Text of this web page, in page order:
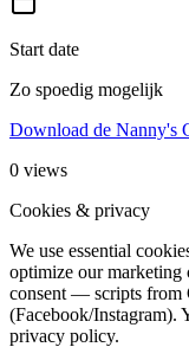
Start date
Zo spoedig mogelijk
Download de Nanny's
0 views
Cookies & privacy
We use essential
optimize our
consent — scripts from
(Facebook/Instagram).
privacy policy.